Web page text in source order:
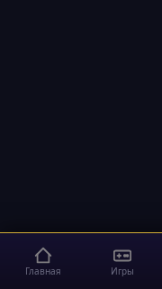
Главная Игры